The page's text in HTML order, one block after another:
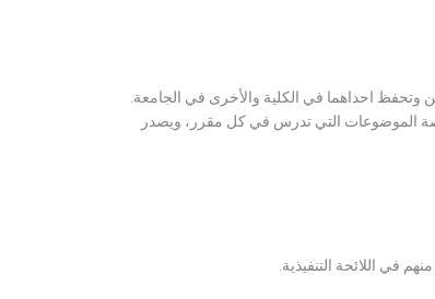
احداهما في الكلية والأخرى في الجامعة.
الموضوعات التي تدرس في كل مقرر، ويصدر
في اللائحة التنفيذية.